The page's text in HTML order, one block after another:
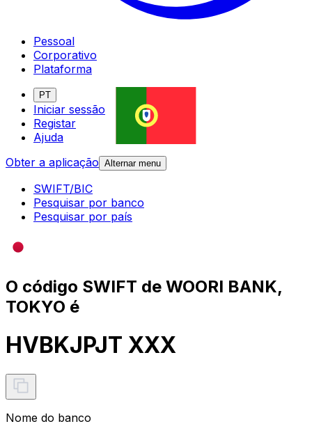
Pessoal
Corporativo
Plataforma
PT
Iniciar sessão
Registar
Ajuda
Obter a aplicação Alternar menu
SWIFT/BIC
Pesquisar por banco
Pesquisar por país
O código SWIFT de WOORI BANK,
TOKYO é
HVBKJPJT XXX
Nome do banco